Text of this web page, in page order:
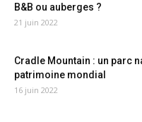
B&B ou auberges ?
21 juin 2022
Cradle Mountain : un parc
patrimoine mondial
16 juin 2022